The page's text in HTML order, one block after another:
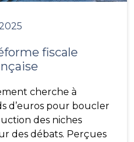
fiscale
cherche à
d’euros pour boucler
des niches
des débats. Perçues